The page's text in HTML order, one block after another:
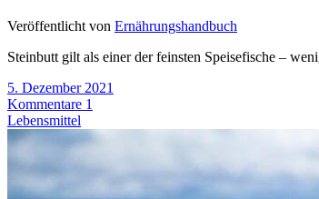
Veröffentlicht von Ernährungshandbuch
Steinbutt gilt als einer der feinsten Speisefische –
5. Dezember 2021
Kommentare 1
Lebensmittel